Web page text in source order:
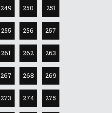
249 250 251
255 256 257
261 262 263
267 268 269
273 274 275